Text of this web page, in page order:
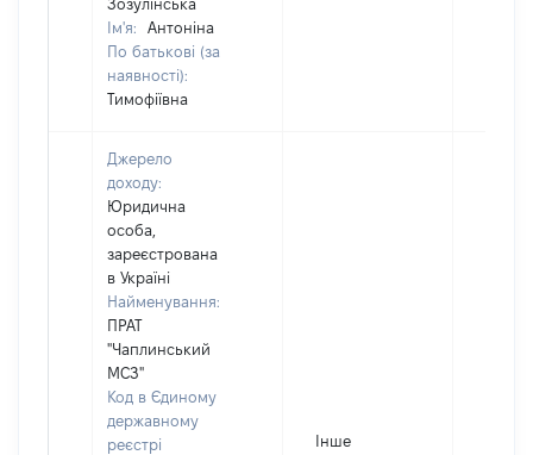
Зозулінська
Ім'я:
Антоніна
По батькові (за
наявності):
Тимофіївна
Джерело
доходу:
Юридична
особа,
зареєстрована
в Україні
Найменування:
ПРАТ
"Чаплинський
МСЗ"
Код в Єдиному
державному
реєстрі
Інше